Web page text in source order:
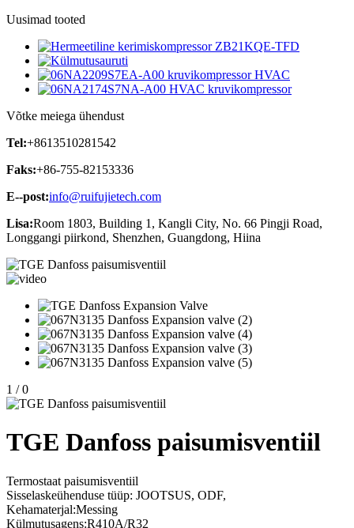
Uusimad tooted
Võtke meiega ühendust
Tel:+8613510281542
Faks:+86-755-82153336
E--post:info@ruifujietech.com
Lisa:Room 1803, Building 1, Kangli City, No. 66 Pingji Road,
Longgangi piirkond, Shenzhen, Guangdong, Hiina
1 / 0
TGE Danfoss paisumisventiil
Termostaat paisumisventiil
Sisselaskeühenduse tüüp: JOOTSUS, ODF,
Kehamaterjal:Messing
Külmutusagens:R410A/R32